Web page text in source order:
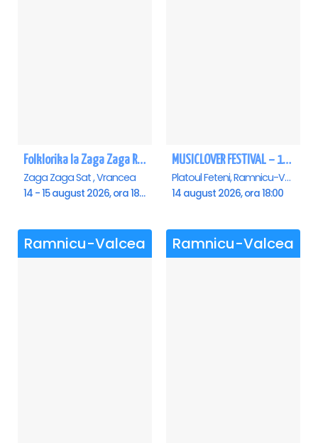
Folklorika la Zaga Zaga Resort
Zaga Zaga Sat , Vrancea
14 - 15 august 2026, ora 18:00
MUSICLOVER FESTIVAL – 14 August – Puya, Johny Romano, Shift, Badd G, DJ Matei & Bogdanov
Platoul Feteni, Ramnicu-Valcea
14 august 2026, ora 18:00
Ramnicu-Valcea Ramnicu-Valcea